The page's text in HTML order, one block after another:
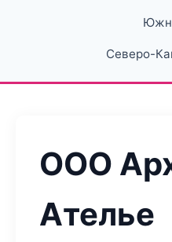
Северо-
ООО
Ателье